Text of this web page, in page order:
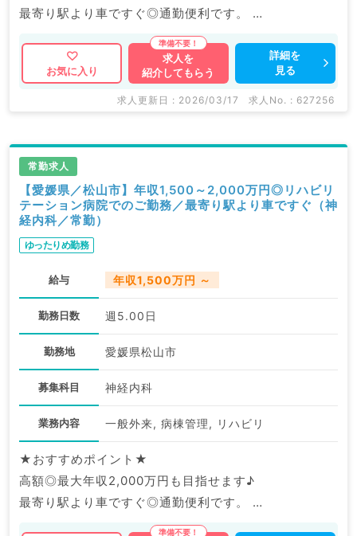
最寄り駅より車ですぐ◎通勤便利です。
マイナビDOCTORでは病院やクリニックなどの医療機
関求人はもちろんのこと、
掲載情報以外にも産業医等の企業系求人も多数扱ってい
求人内容の詳細等はお気軽にお問合せ下さい。
お気に入り
求人を
紹介してもらう
詳細を
見る
求人更新日 : 2026/03/17 求人No. : 627256
常勤求人
【愛媛県／松山市】年収1,500～2,000万円◎リハビリ
テーション病院でのご勤務／最寄り駅より車ですぐ（神
経内科／常勤）
ゆったりめ勤務
給与 年収1,500万円 ～
勤務日数 週5.00日
勤務地 愛媛県松山市
募集科目 神経内科
業務内容 一般外来, 病棟管理, リハビリ
★おすすめポイント★
高額◎最大年収2,000万円も目指せます♪
最寄り駅より車ですぐ◎通勤便利です。